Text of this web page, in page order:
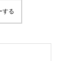
する